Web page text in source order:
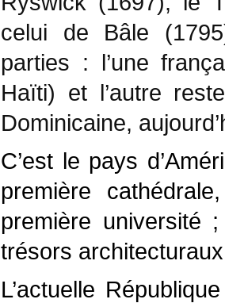
celui de Bâle
parties : l’une
Haïti) et l’autre
Dominicaine,
C’est le pays
première
première université
trésors
L’actuelle